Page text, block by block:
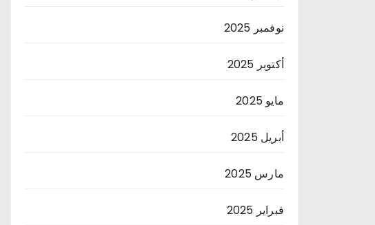
نوفمبر 2025
أكتوبر 2025
مايو 2025
أبريل 2025
مارس 2025
فبراير 2025